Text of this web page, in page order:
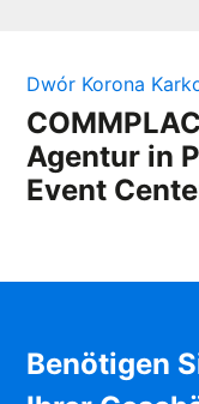
Dwór Korona
Agentur in
Event
Benötigen